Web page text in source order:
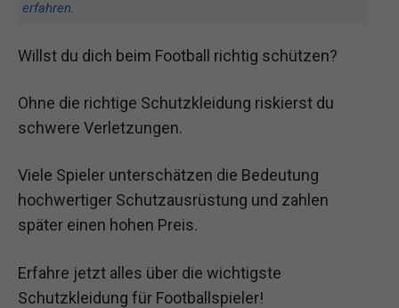
erfahren.
Willst du dich beim Football richtig schützen?
Ohne die richtige Schutzkleidung riskierst du
schwere Verletzungen.
Viele Spieler unterschätzen die Bedeutung
hochwertiger Schutzausrüstung und zahlen
später einen hohen Preis.
Erfahre jetzt alles über die wichtigste
Schutzkleidung für Footballspieler!